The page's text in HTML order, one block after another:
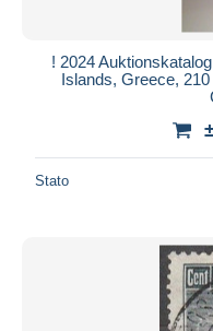
! 2024
Islands, Greece,
Stato